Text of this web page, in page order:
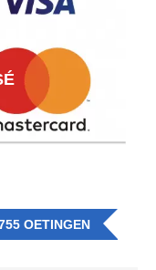
OETINGEN